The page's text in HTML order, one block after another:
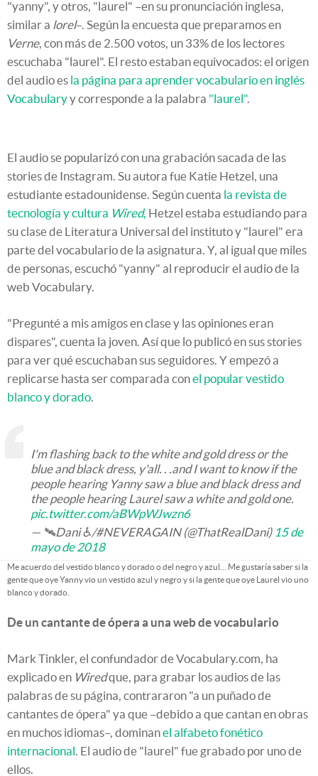
"yanny", y otros, "laurel" –en su pronunciación inglesa,
similar a lorel–. Según la encuesta que preparamos en
Verne, con más de 2.500 votos, un 33% de los lectores
escuchaba "laurel". El resto estaban equivocados: el origen
del audio es la página para aprender vocabulario en inglés
Vocabularyy corresponde a la palabra "laurel".
El audio se popularizó con una grabación sacada de las
stories de Instagram. Su autora fue Katie Hetzel, una
estudiante estadounidense. Según cuenta la revista de
tecnología y cultura Wired, Hetzel estaba estudiando para
su clase de Literatura Universal del instituto y "laurel" era
parte del vocabulario de la asignatura. Y, al igual que miles
de personas, escuchó "yanny" al reproducir el audio de la
web Vocabulary.
"Pregunté a mis amigos en clase y las opiniones eran
dispares", cuenta la joven. Así que lo publicó en sus stories
para ver qué escuchaban sus seguidores. Y empezó a
replicarse hasta ser comparada conel popular vestido
blanco y dorado
I'm flashing back to the white and gold dress or the
blue and black dress, y'all. . .and I want to know if the
people hearing Yanny saw a blue and black dress and
the people hearing Laurel saw a white and gold one.
pic.twitter.com/aBWpWJwzn6
— 🛰️Dani ♿/#NEVERAGAIN (@ThatRealDani) 15 de
mayo de 2018
Me acuerdo del vestido blanco y dorado o del negro y azul… Me gustaría saber si la
gente que oye Yanny vio un vestido azul y negro y si la gente que oye Laurel vio uno
blanco y dorado.
De un cantante de ópera a una web de vocabulario
Mark Tinkler, el confundador de Vocabulary.com, ha
explicado en Wiredque, para grabar los audios de las
palabras de su página, contrararon "a un puñado de
cantantes de ópera" ya que –debido a que cantan en obras
en muchos idiomas–, dominanel alfabeto fonético
internacional . El audio de "laurel" fue grabado por uno de
ellos.